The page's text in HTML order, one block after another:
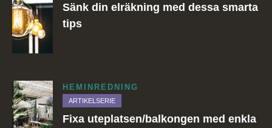
Sänk din elräkning med dessa smarta
tips
HEMINREDNING
ARTIKELSERIE
Fixa uteplatsen/balkongen med enkla